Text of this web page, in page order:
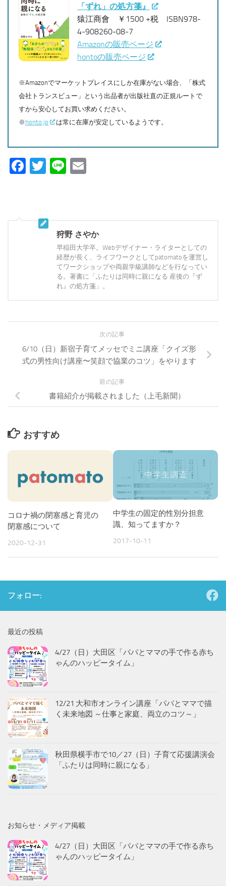
「ずれ」の処方箋』
猿江商會 ￥1500 +税 ISBN978-
4-908260-08-7
Amazonの販売ページ
hontoの販売ページ
※Amazonでマーケットプレイスにしか在庫がない場合、「株式
会社トランスビュー」という出品者が出版社直の正規ルートで
すから安心してお買い求めください。
※ honto.jp は常に在庫が安定しているようです。
Facebook
Twitter
Line
狩野 さやか
早稲田大学卒。Webデザイナー・ライターとしての
経歴が長く、ライフワークとしてpatomatoを運営し
てワークショップや両親学級講師などを行なってい
る。著書に「ふたりは同時に親になる 産後の『ず
れ』の処方箋」。
次の記事
6/10（日）新宿子育てメッセでミニ講座「クイズ形
式の男性向け講座〜笑顔で協業のコツ」をやります
前の記事
書籍紹介が掲載されました（上毛新聞）
おすすめ
コロナ禍の閉塞感と育児の
閉塞感について
2020-12-31
中学生の固定的性別分担意
識、知ってますか？
2017-10-11
フォロー:
最近の投稿
4/27（日）大田区「パパとママの手で作る赤ち
ゃんのハッピータイム」
12/21 大和市オンライン講座「パパとママで描
く未来地図 ～仕事と家庭、両立のコツ～」
秋田県横手市で10／27（日）子育て応援講演会
「ふたりは同時に親になる」
お知らせ・メディア掲載
4/27（日）大田区「パパとママの手で作る赤ち
ゃんのハッピータイム」